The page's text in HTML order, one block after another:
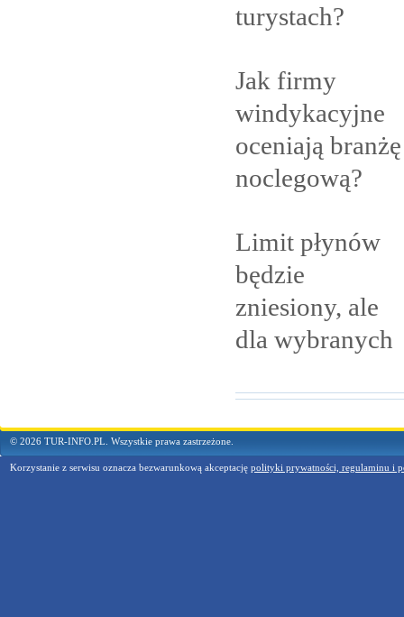
turystach?
Jak firmy
windykacyjne
oceniają branżę
noclegową?
Limit płynów
będzie
zniesiony, ale
dla wybranych
© 2026 TUR-INFO.PL. Wszystkie prawa zastrzeżone.
Korzystanie z serwisu oznacza bezwarunkową akceptację polityki prywatności, regulaminu i